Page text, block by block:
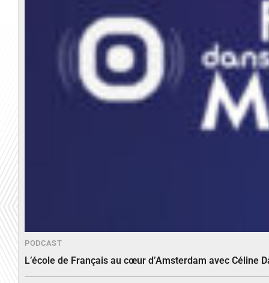
PODCAST
L’école de Français au cœur d’Amsterdam avec Céline